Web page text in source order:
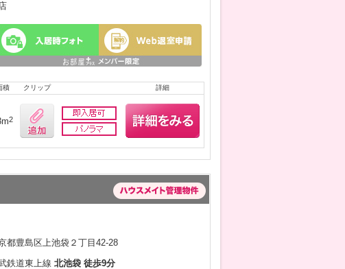
積 クリップ 詳細
2
都豊島区上池袋２丁目42-28
鉄道東上線 北池袋 徒歩9分